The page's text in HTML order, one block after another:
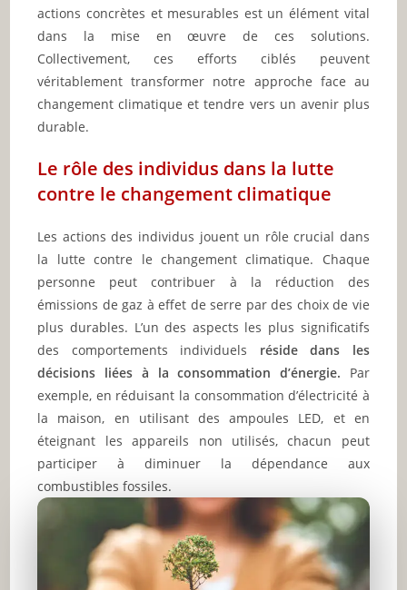
actions concrètes et mesurables est un élément vital
dans la mise en œuvre de ces solutions.
Collectivement, ces efforts ciblés peuvent
véritablement transformer notre approche face au
changement climatique et tendre vers un avenir plus
durable.
Le rôle des individus dans la lutte
contre le changement climatique
Les actions des individus jouent un rôle crucial dans
la lutte contre le changement climatique. Chaque
personne peut contribuer à la réduction des
émissions de gaz à effet de serre par des choix de vie
plus durables. L’un des aspects les plus significatifs
des comportements individuels réside dans les
décisions liées à la consommation d’énergie. Par
exemple, en réduisant la consommation d’électricité à
la maison, en utilisant des ampoules LED, et en
éteignant les appareils non utilisés, chacun peut
participer à diminuer la dépendance aux
combustibles fossiles.